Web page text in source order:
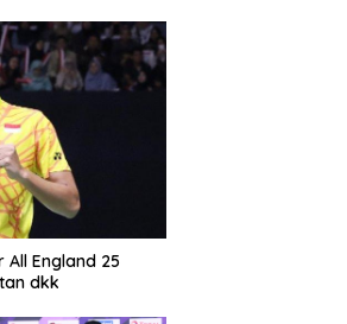
All England 25
dkk